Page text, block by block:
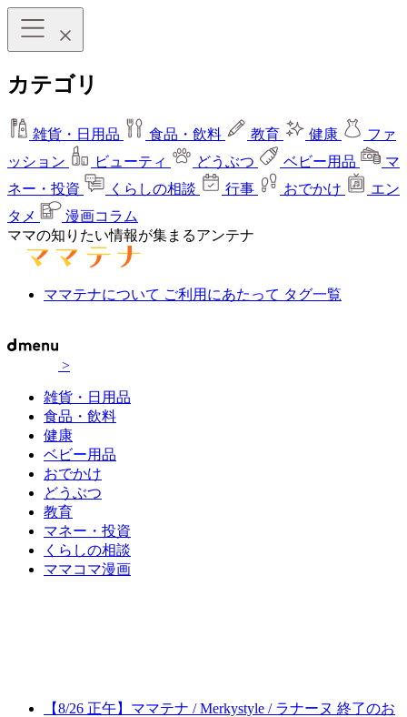
カテゴリ
雑貨・日用品 食品・飲料 教育 健康
ファ
ッション
ビューティ どうぶつ ベビー用品
マ
ネー・投資
くらしの相談 行事 おでかけ
エン
タメ
漫画コラム
ママの知りたい情報が集まるアンテナ
ママテナについて ご利用にあたって タグ一覧
>
雑貨・日用品
食品・飲料
健康
ベビー用品
おでかけ
どうぶつ
教育
マネー・投資
くらしの相談
ママコマ漫画
【8/26 正午】ママテナ / Merkystyle / ラナーヌ 終了のお